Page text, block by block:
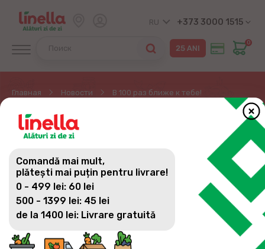
RU +373 3000 1515
0
Главная Новости В 100 раз ближе к тебе!
В 100 РАЗ БЛИЖЕ К
Мы завершили 2019 год грандиозным
магазина под знаменательным номером 100. 28
Comandă mai mult,
plătești mai puțin pentru livrare!
0 - 499 lei: 60 lei
500 - 1399 lei: 45 lei
de la 1400 lei: Livrare gratuită